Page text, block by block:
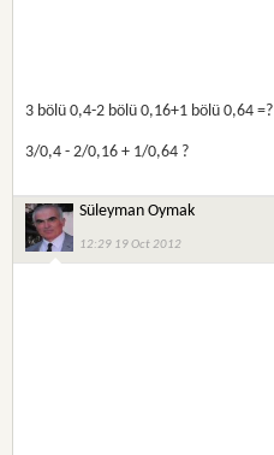
3 bölü 0,4-2 bölü 0,16+1 bölü 0,64 =?
3/0,4 - 2/0,16 + 1/0,64 ?
Süleyman Oymak
12:29 19 Oct 2012